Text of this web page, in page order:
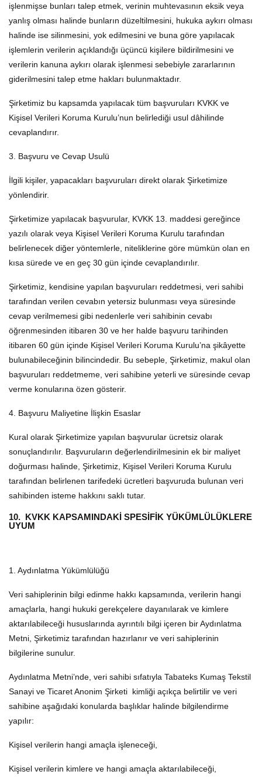
işlenmişse bunları talep etmek, verinin muhtevasının eksik veya
yanlış olması halinde bunların düzeltilmesini, hukuka aykırı olması
halinde ise silinmesini, yok edilmesini ve buna göre yapılacak
işlemlerin verilerin açıklandığı üçüncü kişilere bildirilmesini ve
verilerin kanuna aykırı olarak işlenmesi sebebiyle zararlarının
giderilmesini talep etme hakları bulunmaktadır.
Şirketimiz bu kapsamda yapılacak tüm başvuruları KVKK ve
Kişisel Verileri Koruma Kurulu’nun belirlediği usul dâhilinde
cevaplandırır.
3. Başvuru ve Cevap Usulü
İlgili kişiler, yapacakları başvuruları direkt olarak Şirketimize
yönlendirir.
Şirketimize yapılacak başvurular, KVKK 13. maddesi gereğince
yazılı olarak veya Kişisel Verileri Koruma Kurulu tarafından
belirlenecek diğer yöntemlerle, niteliklerine göre mümkün olan en
kısa sürede ve en geç 30 gün içinde cevaplandırılır.
Şirketimiz, kendisine yapılan başvuruları reddetmesi, veri sahibi
tarafından verilen cevabın yetersiz bulunması veya süresinde
cevap verilmemesi gibi nedenlerle veri sahibinin cevabı
öğrenmesinden itibaren 30 ve her halde başvuru tarihinden
itibaren 60 gün içinde Kişisel Verileri Koruma Kurulu’na şikâyette
bulunabileceğinin bilincindedir. Bu sebeple, Şirketimiz, makul olan
başvuruları reddetmeme, veri sahibine yeterli ve süresinde cevap
verme konularına özen gösterir.
4. Başvuru Maliyetine İlişkin Esaslar
Kural olarak Şirketimize yapılan başvurular ücretsiz olarak
sonuçlandırılır. Başvuruların değerlendirilmesinin ek bir maliyet
doğurması halinde, Şirketimiz, Kişisel Verileri Koruma Kurulu
tarafından belirlenen tarifedeki ücretleri başvuruda bulunan veri
sahibinden isteme hakkını saklı tutar.
10. KVKK KAPSAMINDAKİ SPESİFİK YÜKÜMLÜLÜKLERE
UYUM
1. Aydınlatma Yükümlülüğü
Veri sahiplerinin bilgi edinme hakkı kapsamında, verilerin hangi
amaçlarla, hangi hukuki gerekçelere dayanılarak ve kimlere
aktarılabileceği hususlarında ayrıntılı bilgi içeren bir Aydınlatma
Metni, Şirketimiz tarafından hazırlanır ve veri sahiplerinin
bilgilerine sunulur.
Aydınlatma Metni’nde, veri sahibi sıfatıyla Tabateks Kumaş Tekstil
Sanayi ve Ticaret Anonim Şirketi kimliği açıkça belirtilir ve veri
sahibine aşağıdaki konularda başlıklar halinde bilgilendirme
yapılır:
Kişisel verilerin hangi amaçla işleneceği,
Kişisel verilerin kimlere ve hangi amaçla aktarılabileceği,